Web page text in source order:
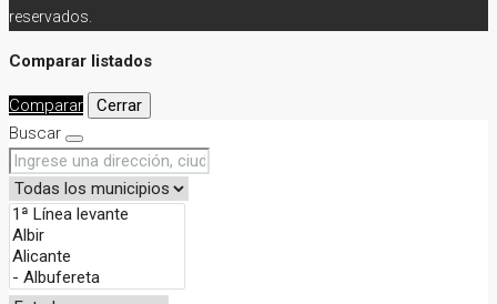
reservados.
Comparar listados
Comparar
Cerrar
Buscar